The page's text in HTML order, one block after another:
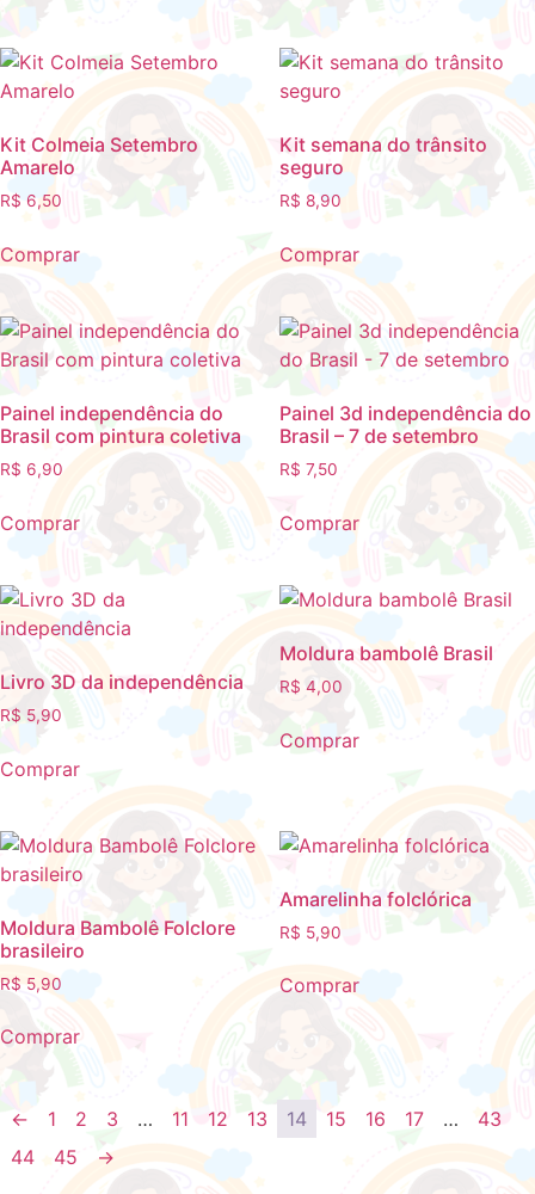
Kit Colmeia Setembro
Amarelo
R$ 6,50
Comprar
Kit semana do trânsito
seguro
R$ 8,90
Comprar
Painel independência do
Brasil com pintura coletiva
R$ 6,90
Comprar
Painel 3d independência do
Brasil – 7 de setembro
R$ 7,50
Comprar
Livro 3D da independência
R$ 5,90
Comprar
Moldura bambolê Brasil
R$ 4,00
Comprar
Moldura Bambolê Folclore
brasileiro
R$ 5,90
Comprar
Amarelinha folclórica
R$ 5,90
Comprar
← 1 2 3 … 11 12 13 14 15 16 17 …
43
44
45 →